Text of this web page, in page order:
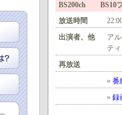
BS200ch BS10
放送時間
出演者、他
ア
テ
再放送
» 番
» 録